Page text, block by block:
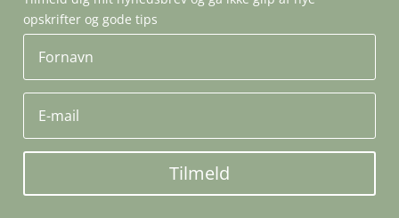
opskrifter og gode tips
Tilmeld